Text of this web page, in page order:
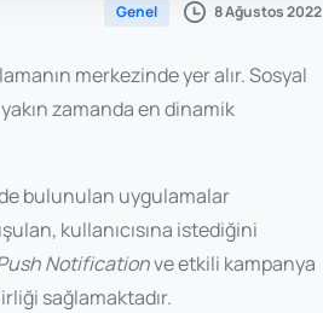
Genel 8 Ağustos 2022
merkezinde yer alır. Sosyal
zamanda en dinamik
bulunulan uygulamalar
kullanıcısına istediğini
Notificationve etkili kampanya
sağlamaktadır.